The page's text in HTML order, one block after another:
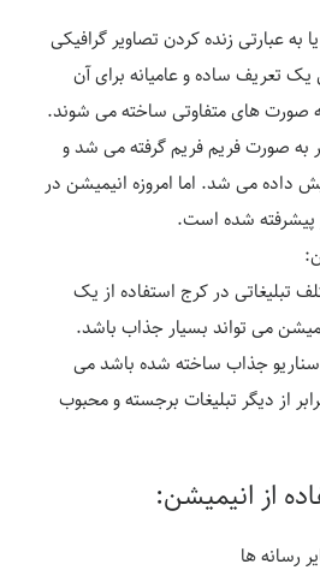
به عبارتی زنده کردن تصاویر گرافیکی
یک تعریف ساده و عامیانه برای آن
صورت های متفاوتی ساخته می شوند.
به صورت فریم فریم گرفته می شد و
داده می شد. اما امروزه انیمیشن در
پیشرفته شده است.
تبلیغاتی در کرج استفاده از یک
می تواند بسیار جذاب باشد.
جذاب ساخته شده باشد می
از دیگر تبلیغات برجسته و محبوب
از انیمیشن: